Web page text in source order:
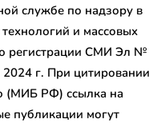
службе по надзору в
и массовых
регистрации СМИ Эл №
г. При цитировании
(МИБ РФ) ссылка на
публикации могут